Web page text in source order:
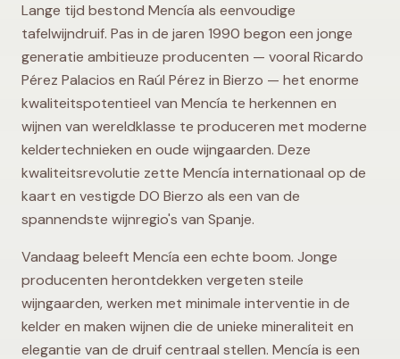
Lange tijd bestond Mencía als eenvoudige
tafelwijndruif. Pas in de jaren 1990 begon een jonge
generatie ambitieuze producenten — vooral Ricardo
Pérez Palacios en Raúl Pérez in Bierzo — het enorme
kwaliteitspotentieel van Mencía te herkennen en
wijnen van wereldklasse te produceren met moderne
keldertechnieken en oude wijngaarden. Deze
kwaliteitsrevolutie zette Mencía internationaal op de
kaart en vestigde DO Bierzo als een van de
spannendste wijnregio's van Spanje.
Vandaag beleeft Mencía een echte boom. Jonge
producenten herontdekken vergeten steile
wijngaarden, werken met minimale interventie in de
kelder en maken wijnen die de unieke mineraliteit en
elegantie van de druif centraal stellen. Mencía is een